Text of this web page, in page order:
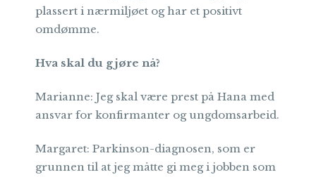
plassert i nærmiljøet og har et positivt
omdømme.
Hva skal du gjøre nå?
Marianne: Jeg skal være prest på Hana med
ansvar for konfirmanter og ungdomsarbeid.
Margaret: Parkinson-diagnosen, som er
grunnen til at jeg måtte gi meg i jobben som